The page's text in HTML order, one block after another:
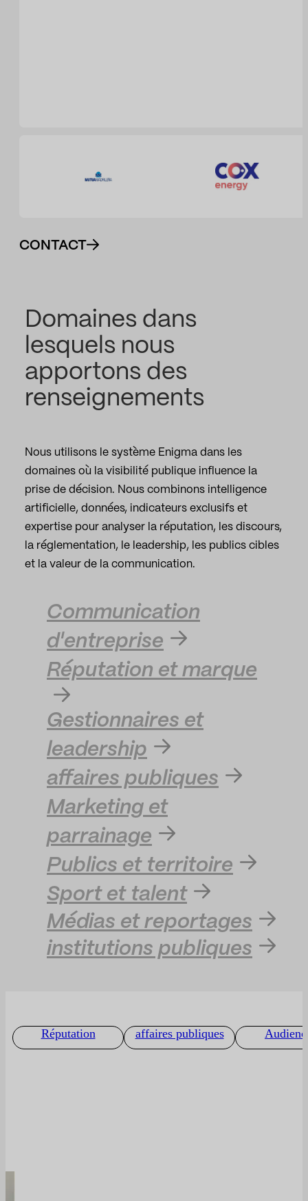
CONTACT
Domaines dans
lesquels nous
apportons des
renseignements
Nous utilisons le système Enigma dans les
domaines où la visibilité publique influence la
prise de décision. Nous combinons intelligence
artificielle, données, indicateurs exclusifs et
expertise pour analyser la réputation, les discours,
la réglementation, le leadership, les publics cibles
et la valeur de la communication.
Communication
d'entreprise
Réputation et marque
Gestionnaires et
leadership
affaires publiques
Marketing et
parrainage
Publics et territoire
Sport et talent
Médias et reportages
institutions publiques
Réputation affaires publiques